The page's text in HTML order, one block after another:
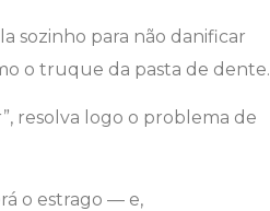
sozinho para não danificar
o truque da pasta de dente.
resolva logo o problema de
o estrago — e,